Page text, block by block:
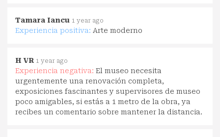
Tamara Iancu 1 year ago
Experiencia positiva: Arte moderno
H VR 1 year ago
Experiencia negativa: El museo necesita
urgentemente una renovación completa,
exposiciones fascinantes y supervisores de museo
poco amigables, si estás a 1 metro de la obra, ya
recibes un comentario sobre mantener la distancia.